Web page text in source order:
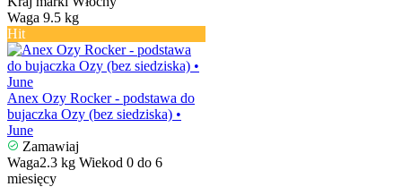
Waga 9.5 kg
Hit
Anex Ozy Rocker - podstawa do
bujaczka Ozy (bez siedziska) •
June
Zamawiaj
Waga2.3 kg Wiekod 0 do 6
miesięcy